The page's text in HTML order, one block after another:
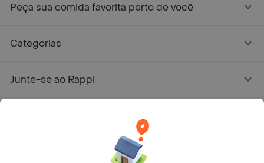
Peça sua comida favorita perto de você
Categorias
Junte-se ao Rappi
Facebook
TwitterInstagram